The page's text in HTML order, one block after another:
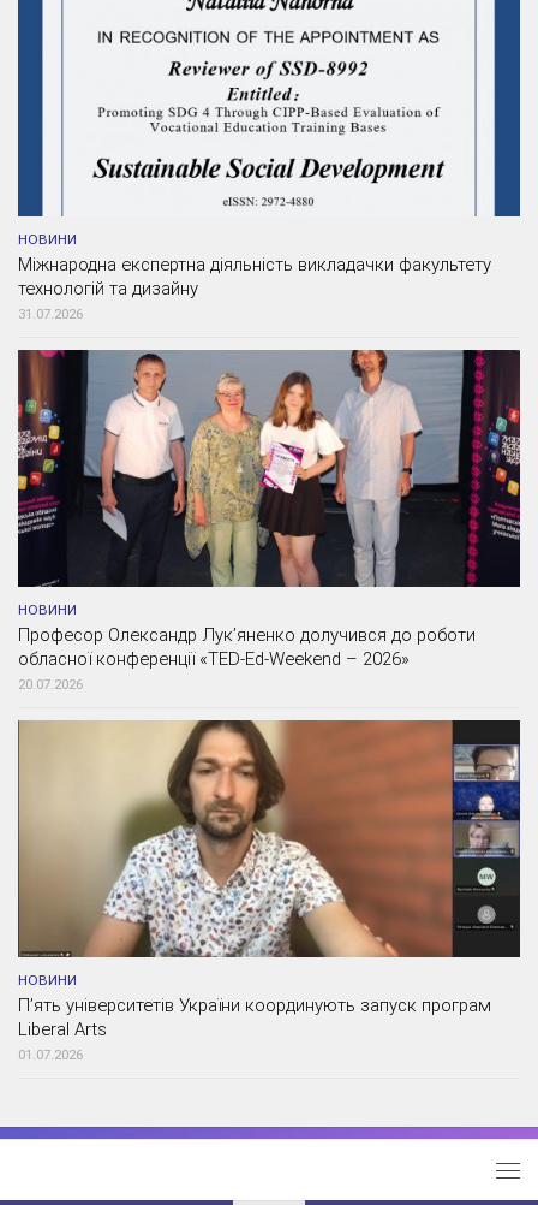
НОВИНИ
Міжнародна експертна діяльність викладачки факультету
технологій та дизайну
31.07.2026
НОВИНИ
Професор Олександр Лук’яненко долучився до роботи
обласної конференції «TED-Ed-Weekend – 2026»
20.07.2026
НОВИНИ
П’ять університетів України координують запуск програм
Liberal Arts
01.07.2026